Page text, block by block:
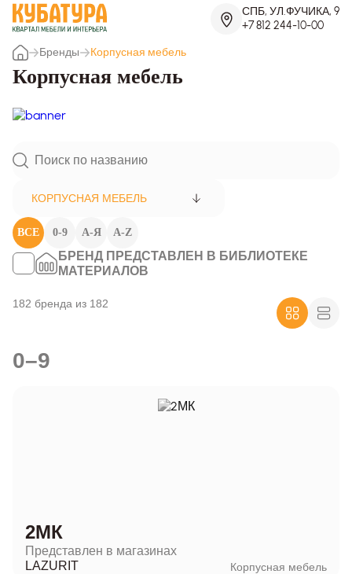
СПБ, УЛ.ФУЧИКА, 9
+7 812 244-10-00
Бренды
Корпусная мебель
Корпусная мебель
КОРПУСНАЯ МЕБЕЛЬ
ВСЕ 0-9 А-Я A-Z
БРЕНД ПРЕДСТАВЛЕН В БИБЛИОТЕКЕ
МАТЕРИАЛОВ
182 бренда из 182
0–9
2МК
Представлен в магазинах
LAZURIT
Корпусная мебель